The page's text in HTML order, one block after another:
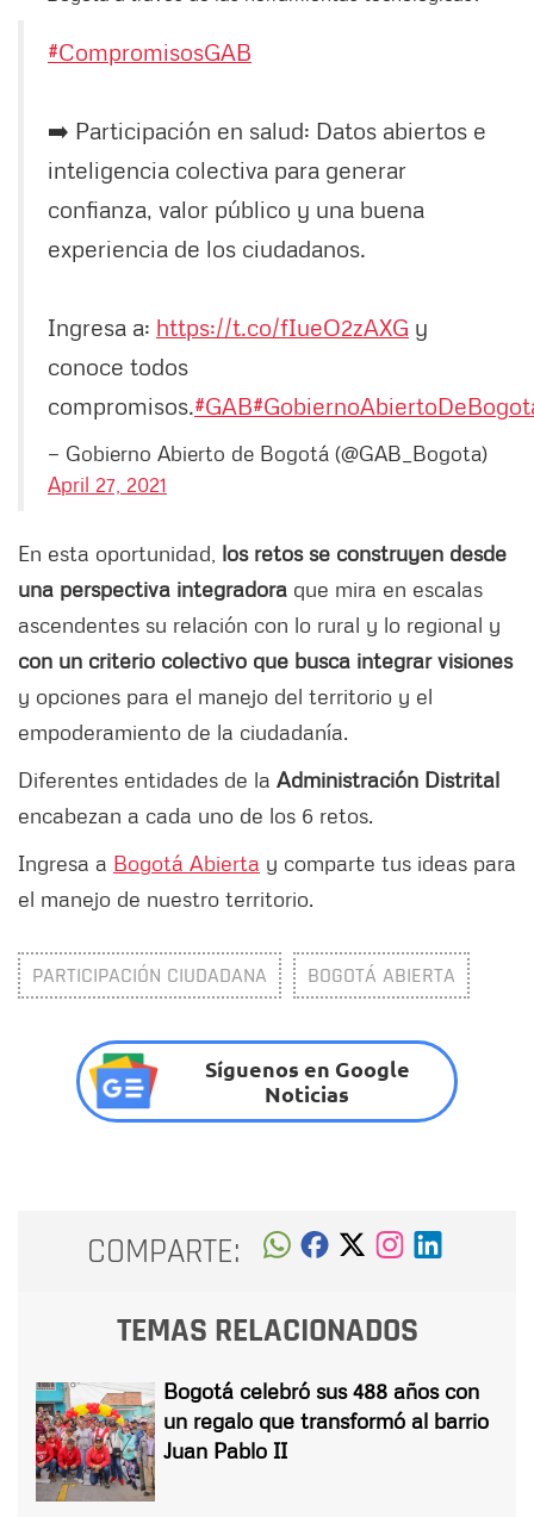
#CompromisosGAB
➡️ Participación en salud: Datos abiertos e
inteligencia colectiva para generar
confianza, valor público y una buena
experiencia de los ciudadanos.
Ingresa a: https://t.co/fIueO2zAXG y
conoce todos
compromisos.#GAB
— Gobierno Abierto de Bogotá (@GAB_Bogota)
April 27, 2021
En esta oportunidad, los retos se construyen desde
una perspectiva integradora que mira en escalas
ascendentes su relación con lo rural y lo regional y
con un criterio colectivo que busca integrar visiones
y opciones para el manejo del territorio y el
empoderamiento de la ciudadanía.
Diferentes entidades de la Administración Distrital
encabezan a cada uno de los 6 retos.
Ingresa a Bogotá Abierta y comparte tus ideas para
el manejo de nuestro territorio.
PARTICIPACIÓN CIUDADANA BOGOTÁ ABIERTA
Síguenos en Google
Noticias
COMPARTE:
TEMAS RELACIONADOS
Bogotá celebró sus 488 años con
un regalo que transformó al barrio
Juan Pablo II